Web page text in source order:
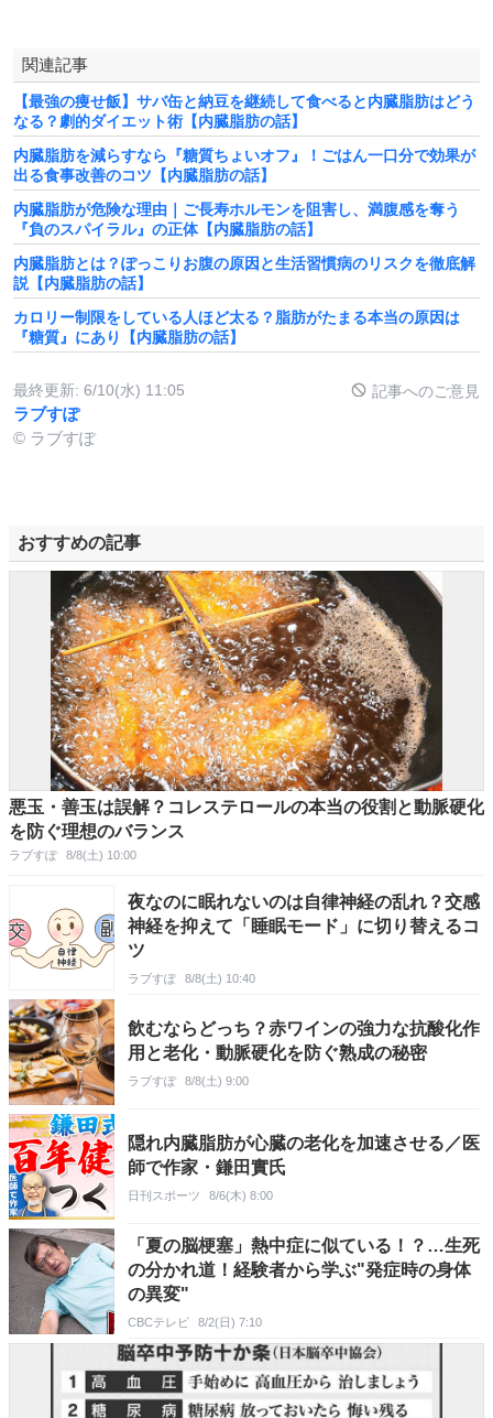
関連記事
【最強の痩せ飯】サバ缶と納豆を継続して食べると内臓脂肪はどう
なる？劇的ダイエット術【内臓脂肪の話】
内臓脂肪を減らすなら『糖質ちょいオフ』！ごはん一口分で効果が
出る食事改善のコツ【内臓脂肪の話】
内臓脂肪が危険な理由｜ご長寿ホルモンを阻害し、満腹感を奪う
『負のスパイラル』の正体【内臓脂肪の話】
内臓脂肪とは？ぽっこりお腹の原因と生活習慣病のリスクを徹底解
説【内臓脂肪の話】
カロリー制限をしている人ほど太る？脂肪がたまる本当の原因は
『糖質』にあり【内臓脂肪の話】
最終更新: 6/10(水) 11:05 記事へのご意見
ラブすぽ
© ラブすぽ
おすすめの記事
悪玉・善玉は誤解？コレステロールの本当の役割と動脈硬化
を防ぐ理想のバランス
ラブすぽ 8/8(土) 10:00
夜なのに眠れないのは自律神経の乱れ？交感
神経を抑えて「睡眠モード」に切り替えるコ
ツ
ラブすぽ 8/8(土) 10:40
飲むならどっち？赤ワインの強力な抗酸化作
用と老化・動脈硬化を防ぐ熟成の秘密
ラブすぽ 8/8(土) 9:00
隠れ内臓脂肪が心臓の老化を加速させる／医
師で作家・鎌田實氏
日刊スポーツ 8/6(木) 8:00
「夏の脳梗塞」熱中症に似ている！？…生死
の分かれ道！経験者から学ぶ"発症時の身体
の異変"
CBCテレビ 8/2(日) 7:10